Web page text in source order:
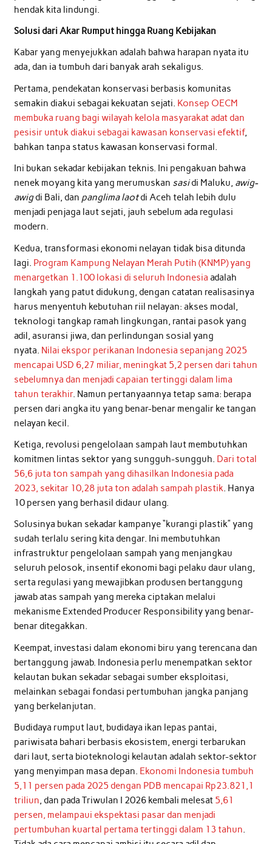
hendak kita lindungi.
Solusi dari Akar Rumput hingga Ruang Kebijakan
Kabar yang menyejukkan adalah bahwa harapan nyata itu
ada, dan ia tumbuh dari banyak arah sekaligus.
Pertama, pendekatan konservasi berbasis komunitas
semakin diakui sebagai kekuatan sejati. Konsep OECM
membuka ruang bagi wilayah kelola masyarakat adat dan
pesisir untuk diakui sebagai kawasan konservasi efektif,
bahkan tanpa status kawasan konservasi formal.
Ini bukan sekadar kebijakan teknis. Ini pengakuan bahwa
nenek moyang kita yang merumuskan sasidi Maluku, awig-
awigdi Bali, dan panglima laotdi Aceh telah lebih dulu
menjadi penjaga laut sejati, jauh sebelum ada regulasi
modern.
Kedua, transformasi ekonomi nelayan tidak bisa ditunda
lagi. Program Kampung Nelayan Merah Putih (KNMP) yang
menargetkan 1.100 lokasi di seluruh Indonesia adalah
langkah yang patut didukung, dengan catatan realisasinya
harus menyentuh kebutuhan riil nelayan: akses modal,
teknologi tangkap ramah lingkungan, rantai pasok yang
adil, asuransi jiwa, dan perlindungan sosial yang
nyata. Nilai ekspor perikanan Indonesia sepanjang 2025
mencapai USD 6,27 miliar, meningkat 5,2 persen dari tahun
sebelumnya dan menjadi capaian tertinggi dalam lima
tahun terakhir. Namun pertanyaannya tetap sama: berapa
persen dari angka itu yang benar-benar mengalir ke tangan
nelayan kecil.
Ketiga, revolusi pengelolaan sampah laut membutuhkan
komitmen lintas sektor yang sungguh-sungguh. Dari total
56,6 juta ton sampah yang dihasilkan Indonesia pada
2023, sekitar 10,28 juta ton adalah sampah plastik. Hanya
10 persen yang berhasil didaur ulang.
Solusinya bukan sekadar kampanye “kurangi plastik” yang
sudah terlalu sering kita dengar. Ini membutuhkan
infrastruktur pengelolaan sampah yang menjangkau
seluruh pelosok, insentif ekonomi bagi pelaku daur ulang,
serta regulasi yang mewajibkan produsen bertanggung
jawab atas sampah yang mereka ciptakan melalui
mekanisme Extended Producer Responsibility yang benar-
benar ditegakkan.
Keempat, investasi dalam ekonomi biru yang terencana dan
bertanggung jawab. Indonesia perlu menempatkan sektor
kelautan bukan sekadar sebagai sumber eksploitasi,
melainkan sebagai fondasi pertumbuhan jangka panjang
yang berkelanjutan.
Budidaya rumput laut, budidaya ikan lepas pantai,
pariwisata bahari berbasis ekosistem, energi terbarukan
dari laut, serta bioteknologi kelautan adalah sektor-sektor
yang menyimpan masa depan. Ekonomi Indonesia tumbuh
5,11 persen pada 2025 dengan PDB mencapai Rp23.821,1
triliun, dan pada Triwulan I 2026 kembali melesat 5,61
persen, melampaui ekspektasi pasar dan menjadi
pertumbuhan kuartal pertama tertinggi dalam 13 tahun.